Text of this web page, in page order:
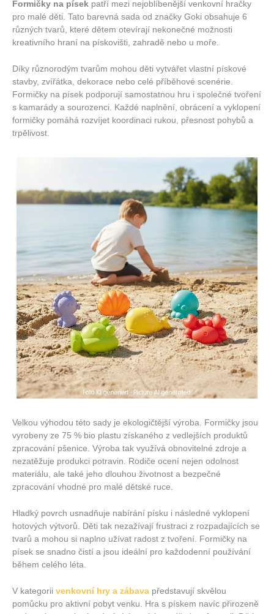
Formičky na písek patří mezi nejoblíbenější venkovní hračky
pro malé děti. Tato barevná sada od značky Goki obsahuje 6
různých tvarů, které dětem otevírají nekonečné možnosti
kreativního hraní na pískovišti, zahradě nebo u moře.
Díky různorodým tvarům mohou děti vytvářet vlastní pískové
stavby, zvířátka, dekorace nebo celé příběhové scenérie.
Formičky na písek podporují samostatnou hru i společné tvoření
s kamarády a sourozenci. Každé naplnění, obrácení a vyklopení
formičky pomáhá rozvíjet koordinaci rukou, přesnost pohybů a
trpělivost.
Velkou výhodou této sady je ekologičtější výroba. Formičky jsou
vyrobeny ze 75 % bio plastu získaného z vedlejších produktů
zpracování pšenice. Výroba tak využívá obnovitelné zdroje a
nezatěžuje produkci potravin. Rodiče ocení nejen odolnost
materiálu, ale také jeho dlouhou životnost a bezpečné
zpracování vhodné pro malé dětské ruce.
Hladký povrch usnadňuje nabírání písku i následné vyklopení
hotových výtvorů. Děti tak nezažívají frustraci z rozpadajících se
tvarů a mohou si naplno užívat radost z tvoření. Formičky na
písek se snadno čistí a jsou ideální pro každodenní používání
během celého léta.
V kategorii venkovní hry a zábava představují skvělou
pomůcku pro aktivní pobyt venku. Hra s pískem navíc přirozeně